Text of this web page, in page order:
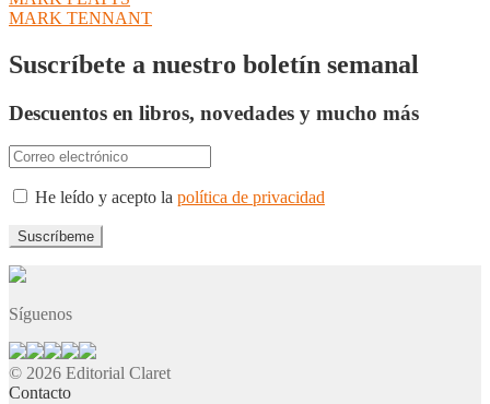
de
entradas
Siguiente:
MARK TENNANT
Suscríbete a nuestro boletín semanal
Descuentos en libros, novedades y mucho más
He leído y acepto la política de privacidad
Síguenos
© 2026 Editorial Claret
Contacto